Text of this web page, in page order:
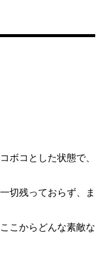
ボコとした状態で、
切残っておらず、ま
こからどんな素敵な